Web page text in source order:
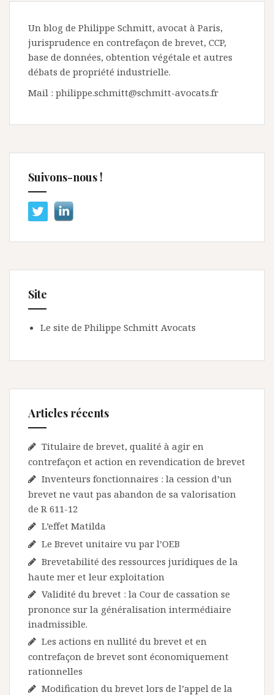
Un blog de Philippe Schmitt, avocat à Paris,
jurisprudence en contrefaçon de brevet, CCP,
base de données, obtention végétale et autres
débats de propriété industrielle.
Mail : philippe.schmitt@schmitt-avocats.fr
Suivons-nous !
Site
Le site de Philippe Schmitt Avocats
Articles récents
Titulaire de brevet, qualité à agir en
contrefaçon et action en revendication de brevet
Inventeurs fonctionnaires : la cession d’un
brevet ne vaut pas abandon de sa valorisation
de R 611-12
L’effet Matilda
Le Brevet unitaire vu par l’OEB
Brevetabilité des ressources juridiques de la
haute mer et leur exploitation
Validité du brevet : la Cour de cassation se
prononce sur la généralisation intermédiaire
inadmissible.
Les actions en nullité du brevet et en
contrefaçon de brevet sont économiquement
rationnelles
Modification du brevet lors de l’appel de la